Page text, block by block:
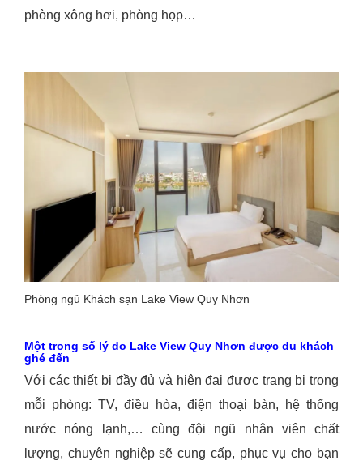
phòng xông hơi, phòng họp…
Phòng ngủ Khách sạn Lake View Quy Nhơn
Một trong số lý do Lake View Quy Nhơn được du khách
ghé đến
Với các thiết bị đầy đủ và hiện đại được trang bị trong
mỗi phòng: TV, điều hòa, điện thoại bàn, hệ thống
nước nóng lạnh,… cùng đội ngũ nhân viên chất
lượng, chuyên nghiệp sẽ cung cấp, phục vụ cho bạn